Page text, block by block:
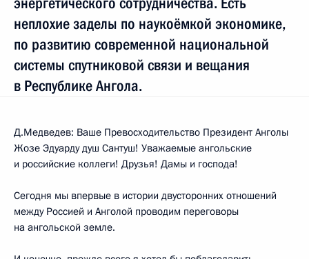
неплохие заделы по наукоёмкой экономике,
по развитию современной национальной
системы спутниковой связи и вещания
в Республике Ангола.
Д.Медведев: Ваше Превосходительство Президент Анголы
Жозе Эдуарду душ Сантуш! Уважаемые ангольские
и российские коллеги! Друзья! Дамы и господа!
Сегодня мы впервые в истории двусторонних отношений
между Россией и Анголой проводим переговоры
на ангольской земле.